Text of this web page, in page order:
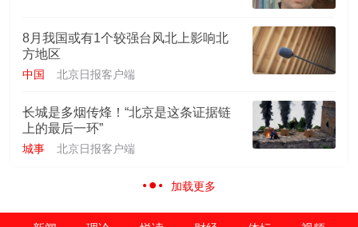
8月我国或有1个较强台风北上影响北
方地区
中国 北京日报客户端
长城是多烟传烽！“北京是这条证据链
上的最后一环”
城事 北京日报客户端
加载更多